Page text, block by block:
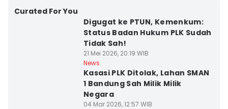
Curated For You
Digugat ke PTUN, Kemenkum:
Status Badan Hukum PLK Sudah
Tidak Sah!
21 Mei 2026, 20:19 WIB
News
Kasasi PLK Ditolak, Lahan SMAN
1 Bandung Sah Milik Milik
Negara
04 Mar 2026, 12:57 WIB